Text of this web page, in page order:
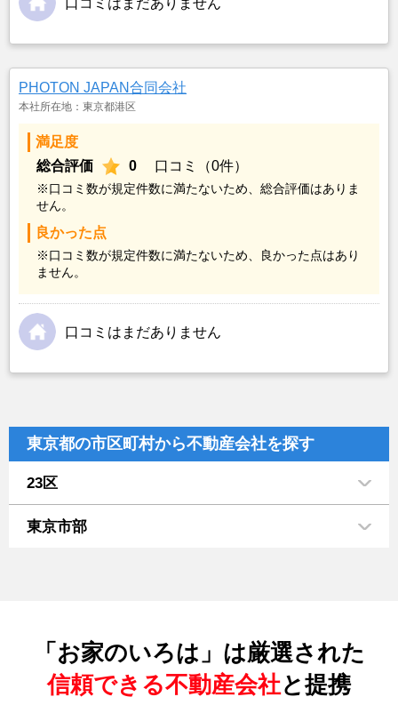
PHOTON JAPAN合同会社
本社所在地：東京都港区
満足度
総合評価
0 口コミ（0件）
※口コミ数が規定件数に満たないため、総合評価はありま
せん。
良かった点
※口コミ数が規定件数に満たないため、良かった点はあり
ません。
口コミはまだありません
東京都の市区町村から不動産会社を探す
23区
東京市部
「お家のいろは」は厳選された
信頼できる不動産会社と提携